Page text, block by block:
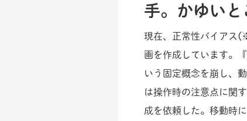
手。かゆい
現在、正常性バイアス (
画を作成しています。
いう固定概念を崩し、
は操作時の注意点に関
成を依頼した。移動時